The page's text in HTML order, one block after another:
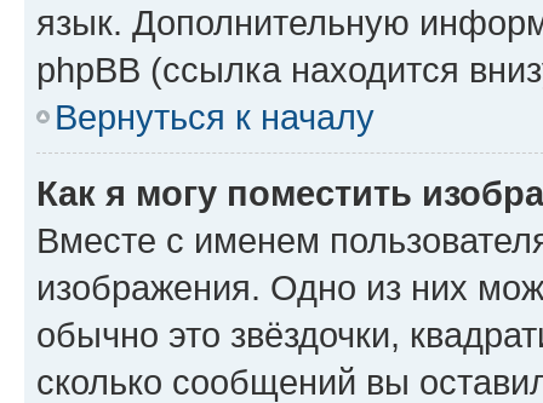
язык. Дополнительную
phpBB (ссылка находится
Вернуться к началу
Как я могу поместить
Вместе с именем
изображения. Одно из них
обычно это звёздочки,
сколько сообщений вы